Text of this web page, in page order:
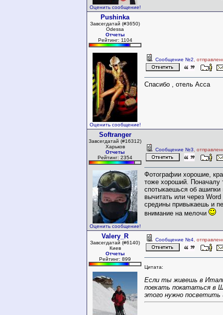
Оценить сообщение!
Pushinka
Завсегдатай (#3650)
Odessa
Отчеты
Рейтинг: 1104
Оценить сообщение!
Сообщение №2 ,
Спасибо , отель Acca
Softranger
Завсегдатай (#16312)
Харьков
Отчеты
Рейтинг: 2354
Оценить сообщение!
Сообщение №3 ,
Фотографии хорошие,
тоже хороший. Поначалу
спотыкаешься об ашипки
вычитать или через Word
средины привыкаешь и
внимание на мелочи
Valery_R
Завсегдатай (#6140)
Киев
Отчеты
Рейтинг: 899
Сообщение №4 ,
Цитата:
Если ты живешь в
поехать покататься в
этого нужно посветить